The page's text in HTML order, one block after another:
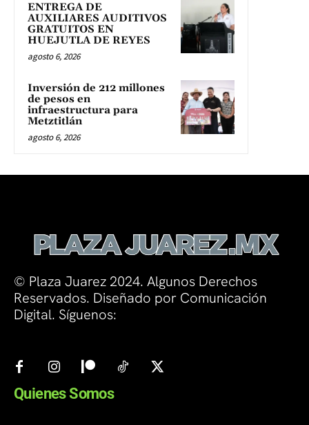
ENTREGA DE
AUXILIARES AUDITIVOS
GRATUITOS EN
HUEJUTLA DE REYES
agosto 6, 2026
Inversión de 212 millones
de pesos en
infraestructura para
Metztitlán
agosto 6, 2026
© Plaza Juarez 2024. Algunos Derechos
Reservados. Diseñado por Comunicación
Digital. Síguenos:
Quienes Somos